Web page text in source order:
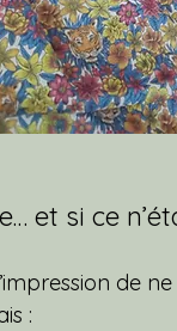
et si ce
de
: